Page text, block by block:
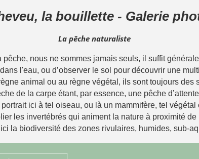
la bouillette - Galerie
La pêche naturaliste
pêche, nous ne sommes jamais seuls, il suffit
l'eau, ou d’observer le sol pour découvrir une
animal ou au règne végétal, ils sont toujours des
de la carpe étant, par essence, une pêche
ici à tel oiseau, ou là un mammifère, tel
les invertébrés qui animent la nature à proximité
la biodiversité des zones rivulaires, humides, sub-